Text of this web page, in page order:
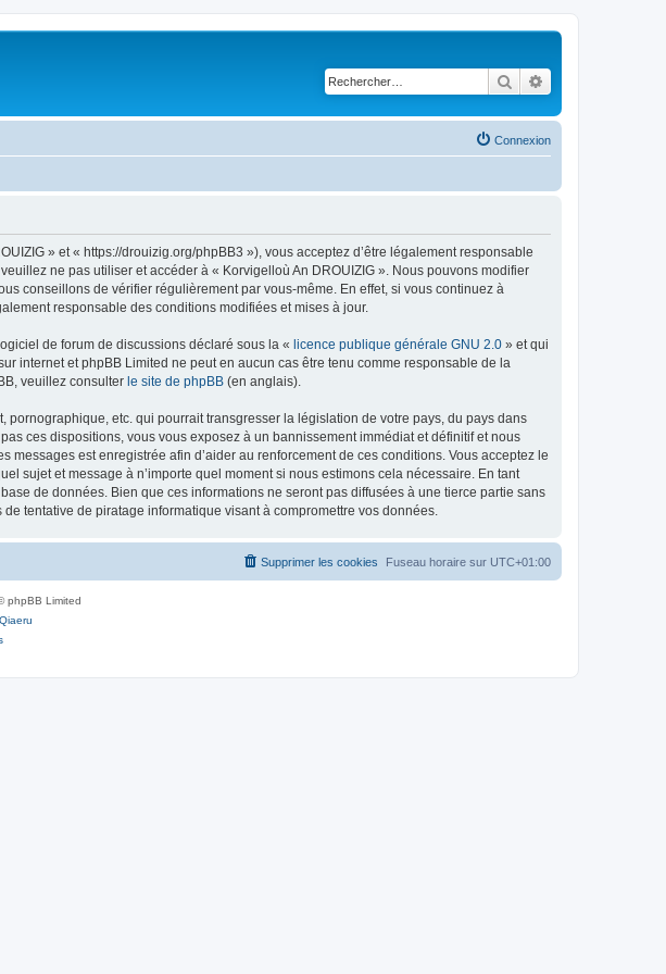
Rechercher
Connexion
» et « https://drouizig.org/phpBB3 »), vous acceptez d’être légalement responsable
ne pas utiliser et accéder à « Korvigelloù An DROUIZIG ». Nous pouvons modifier
conseillons de vérifier régulièrement par vous-même. En effet, si vous continuez à
responsable des conditions modifiées et mises à jour.
de forum de discussions déclaré sous la « licence publique générale GNU 2.0 » et qui
internet et phpBB Limited ne peut en aucun cas être tenu comme responsable de la
veuillez consulter le site de phpBB (en anglais).
etc. qui pourrait transgresser la législation de votre pays, du pays dans
ces dispositions, vous vous exposez à un bannissement immédiat et définitif et nous
messages est enregistrée afin d’aider au renforcement de ces conditions. Vous acceptez le
sujet et message à n’importe quel moment si nous estimons cela nécessaire. En tant
de données. Bien que ces informations ne seront pas diffusées à une tierce partie sans
tentative de piratage informatique visant à compromettre vos données.
Fuseau horaire sur UTC+01:00
Supprimer les cookies
phpBB Limited
Qiaeru